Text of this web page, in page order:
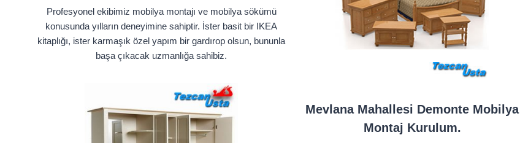
Profesyonel ekibimiz mobilya montajı ve mobilya sökümü
konusunda yılların deneyimine sahiptir. İster basit bir IKEA
kitaplığı, ister karmaşık özel yapım bir gardırop olsun, bununla
başa çıkacak uzmanlığa sahibiz.
Mevlana Mahallesi Demonte Mobilya
Montaj Kurulum.